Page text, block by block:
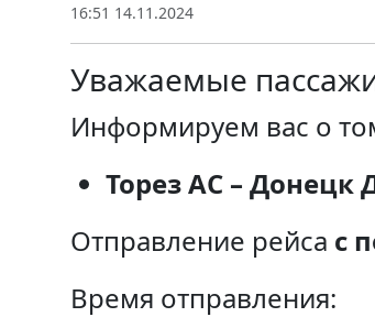
16:51 14.11.2024
Уважаемые
Информируем вас о
Торез АС – Донецк
Отправление рейса с
Время отправления: